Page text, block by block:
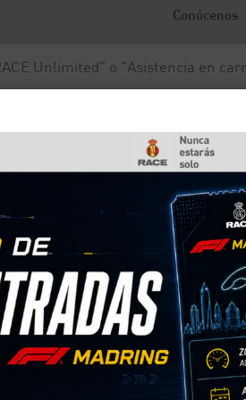
Conócenos
Nacionales de Cortometrajes de Educación
de los
de
sobre la seguridad en el